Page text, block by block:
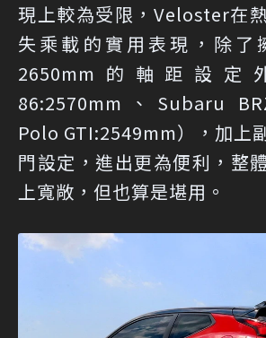
現上較為受限，Veloster在
失乘載的實用表現，除了
2650mm的軸距設定
86:2570mm、Subaru
Polo GTI:2549mm），加上
門設定，進出更為便利，整
上寬敞，但也算是堪用。